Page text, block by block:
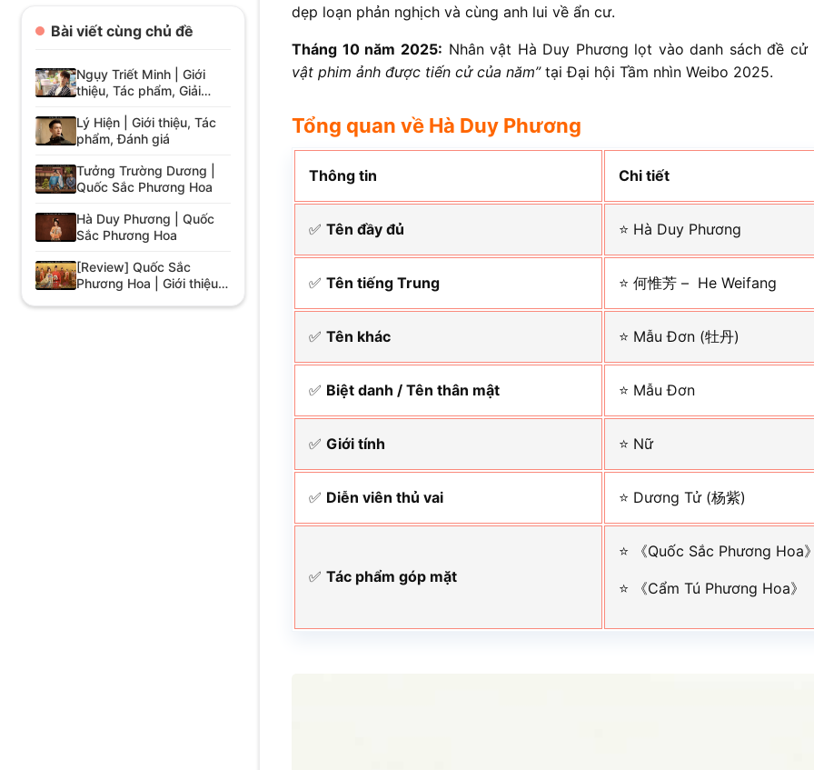
Bài viết cùng chủ đề
Ngụy Triết Minh | Giới
thiệu, Tác phẩm, Giải
Lý Hiện | Giới thiệu, Tác
phẩm, Đánh giá
Tưởng Trường Dương |
Quốc Sắc Phương Hoa
Hà Duy Phương | Quốc
Sắc Phương Hoa
[Review] Quốc Sắc
Phương Hoa | Giới thiệu,
dẹp loạn phản nghịch và cùng anh lui về ẩn cư.
Tháng 10 năm 2025: Nhân vật Hà Duy Phương lọt vào danh sách đề
vật phim ảnh được tiến cử của năm”tại Đại hội Tầm nhìn Weibo 2025.
Tổng quan về Hà Duy Phương
Thông tin Chi tiết
✅Tên đầy đủ ⭐ Hà Duy Phương
✅Tên tiếng Trung ⭐ 何惟芳 – He Weifang
✅Tên khác ⭐ Mẫu Đơn (牡丹)
✅ Biệt danh / Tên thân mật ⭐ Mẫu Đơn
✅Giới tính ⭐ Nữ
✅ Diễn viên thủ vai ⭐ Dương Tử (杨紫)
✅Tác phẩm góp mặt
⭐ 《Quốc Sắc Phương Hoa
⭐ 《Cẩm Tú Phương Hoa》